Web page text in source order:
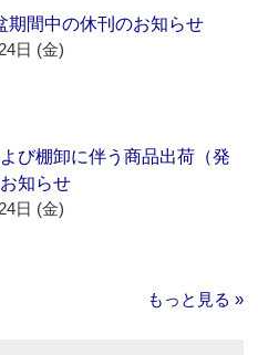
期間中の休刊のお知らせ
日 (金)
び棚卸に伴う商品出荷（発
知らせ
日 (金)
もっと見る »